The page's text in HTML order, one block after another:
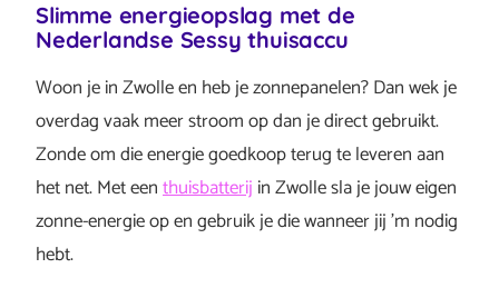
Slimme energieopslag met de
Nederlandse Sessy thuisaccu
Woon je in Zwolle en heb je zonnepanelen? Dan wek je
overdag vaak meer stroom op dan je direct gebruikt.
Zonde om die energie goedkoop terug te leveren aan
het net. Met eenthuisbatterij in Zwolle sla je jouw eigen
zonne-energie op en gebruik je die wanneer jij ’m nodig
hebt.